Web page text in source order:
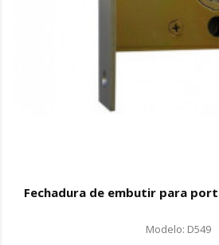
Fechadura de embutir para
Modelo: D549